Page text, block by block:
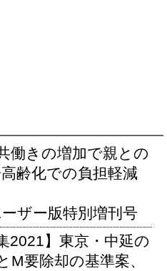
働きの増加で親との
齢化での負担軽減
ザー版特別増刊号
2021】東京・中延の
要除却の基準案、